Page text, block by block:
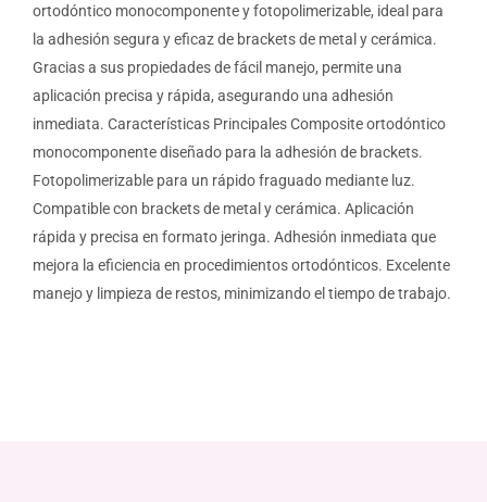
ortodóntico monocomponente y fotopolimerizable, ideal para
la adhesión segura y eficaz de brackets de metal y cerámica.
Gracias a sus propiedades de fácil manejo, permite una
aplicación precisa y rápida, asegurando una adhesión
inmediata. Características Principales Composite ortodóntico
monocomponente diseñado para la adhesión de brackets.
Fotopolimerizable para un rápido fraguado mediante luz.
Compatible con brackets de metal y cerámica. Aplicación
rápida y precisa en formato jeringa. Adhesión inmediata que
mejora la eficiencia en procedimientos ortodónticos. Excelente
manejo y limpieza de restos, minimizando el tiempo de trabajo.